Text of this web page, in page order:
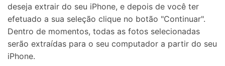
deseja extrair do seu iPhone, e depois de você ter
efetuado a sua seleção clique no botão "Continuar".
Dentro de momentos, todas as fotos selecionadas
serão extraídas para o seu computador a partir do seu
iPhone.